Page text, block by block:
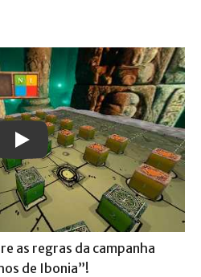
Play
as regras da campanha
de Ibonia”!